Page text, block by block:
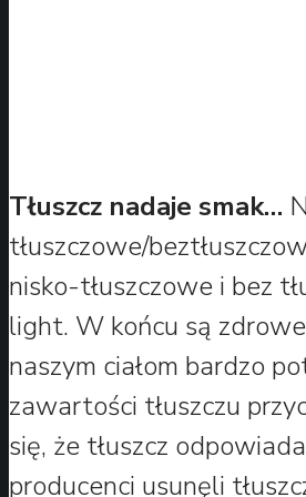
Tłuszcz nadaje smak…
tłuszczowe/
nisko-tłuszczowe i bez
light. W końcu są
naszym ciałom bardzo
zawartości tłuszczu
się, że tłuszcz
producenci usunęli